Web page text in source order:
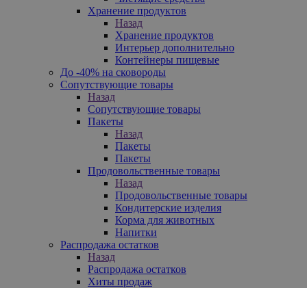
Хранение продуктов
Назад
Хранение продуктов
Интерьер дополнительно
Контейнеры пищевые
До -40% на сковороды
Сопутствующие товары
Назад
Сопутствующие товары
Пакеты
Назад
Пакеты
Пакеты
Продовольственные товары
Назад
Продовольственные товары
Кондитерские изделия
Корма для животных
Напитки
Распродажа остатков
Назад
Распродажа остатков
Хиты продаж